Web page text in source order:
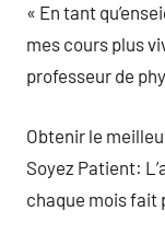
« En tant
mes cours plus
professeur de
Obtenir le
Soyez Patient:
chaque mois fait